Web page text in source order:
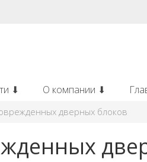
⬇ О компании ⬇
дверных блоков